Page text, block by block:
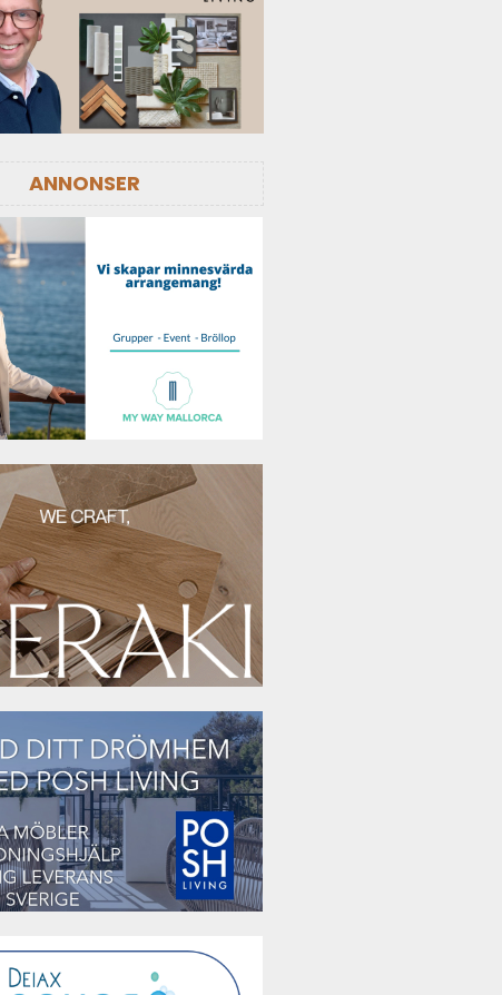
ANNONSER